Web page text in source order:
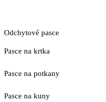
Odchytové pasce
Pasce na krtka
Pasce na potkany
Pasce na kuny